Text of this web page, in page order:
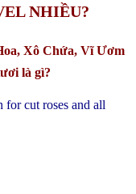
NHIỀU?
Xô Chứa, Vĩ Ươm
là gì?
cut roses and all